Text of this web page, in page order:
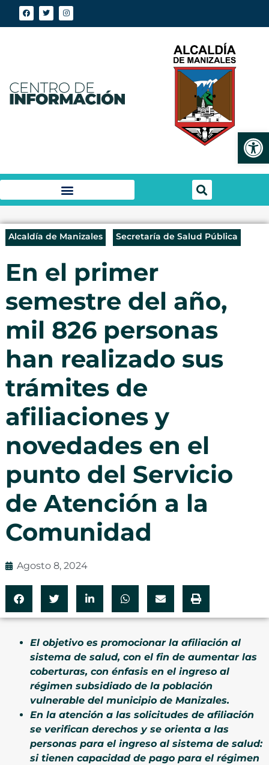
Alcaldía de Manizales Secretaría de Salud Pública
En el primer
semestre del año,
mil 826 personas
han realizado sus
trámites de
afiliaciones y
novedades en el
punto del Servicio
de Atención a la
Comunidad
Agosto 8, 2024
El objetivo es promocionar la afiliación al
sistema de salud, con el fin de aumentar las
coberturas, con énfasis en el ingreso al
régimen subsidiado de la población
vulnerable del municipio de Manizales.
En la atención a las solicitudes de afiliación
se verifican derechos y se orienta a las
personas para el ingreso al sistema de salud:
si tienen capacidad de pago para el régimen